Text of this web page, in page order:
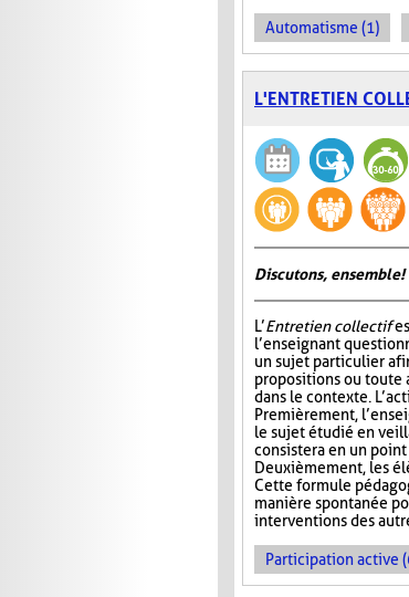
Automatisme (1)
L'ENTRETIEN
Discutons, ensemble!
L’Entretien collectif
l’enseignant
un sujet particulier
propositions ou toute
dans le contexte.
Premièrement,
le sujet étudié en
consistera en un
Deuxièmement, les
Cette formule
manière spontanée
interventions des
Participation active